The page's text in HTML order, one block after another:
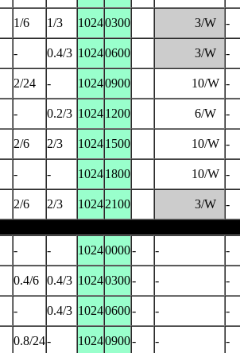
1/6 1/3 10240300 3/W -
- 0.4/3 10240600 3/W -
2/24 - 10240900 10/W -
- 0.2/3 10241200 6/W -
2/6 2/3 10241500 10/W -
- - 10241800 10/W -
2/6 2/3 10242100 3/W
-
- - 10240000- - -
0.4/6 0.4/3 10240300- - -
- 0.4/3 10240600- - -
0.8/24- 10240900- - -